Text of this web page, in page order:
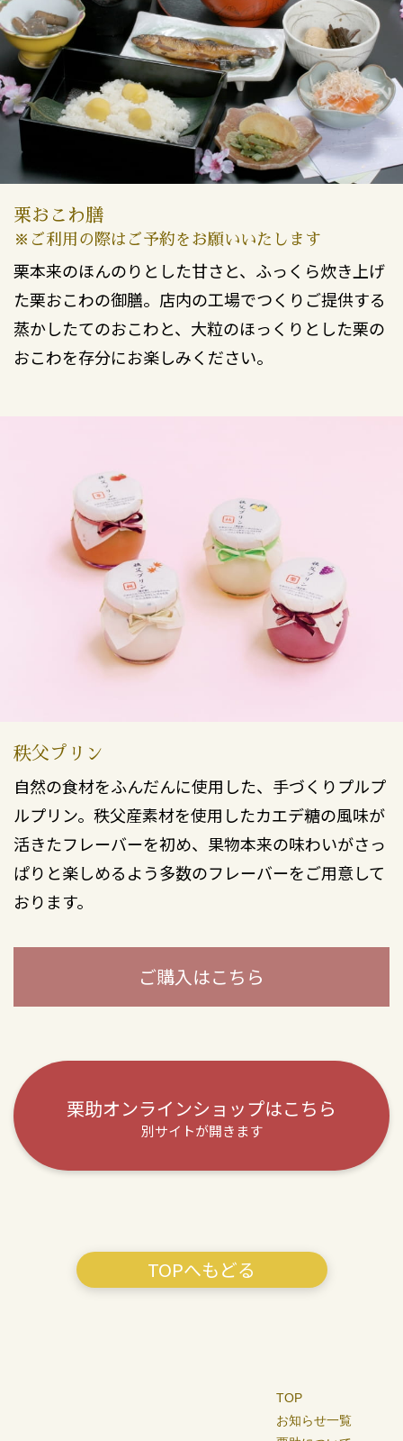
栗おこわ膳
※ご利用の際はご予約をお願いいたします
栗本来のほんのりとした甘さと、ふっくら炊き上げ
た栗おこわの御膳。店内の工場でつくりご提供する
蒸かしたてのおこわと、大粒のほっくりとした栗の
おこわを存分にお楽しみください。
秩父プリン
自然の食材をふんだんに使用した、手づくりプルプ
ルプリン。秩父産素材を使用したカエデ糖の風味が
活きたフレーバーを初め、果物本来の味わいがさっ
ぱりと楽しめるよう多数のフレーバーをご用意して
おります。
ご購入はこちら
栗助オンラインショップはこちら
別サイトが開きます
TOPへもどる
TOP
お知らせ一覧